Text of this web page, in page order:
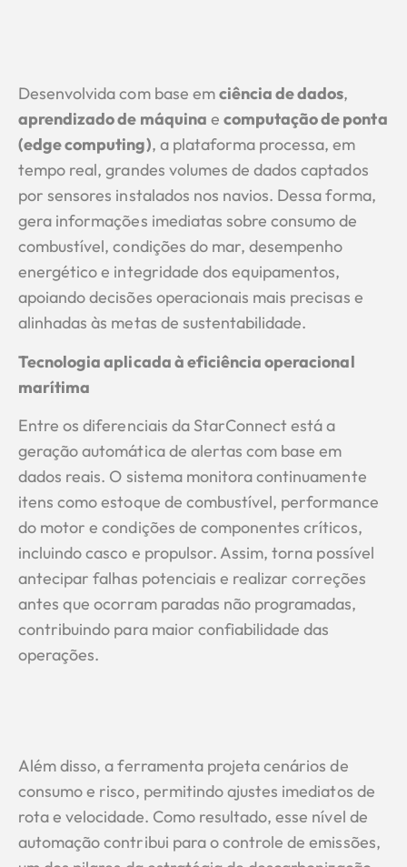
Desenvolvida com base emciência de dados,
aprendizado de máquina e computação de ponta
(edge computing), a plataforma processa, em
tempo real, grandes volumes de dados captados
por sensores instalados nos navios. Dessa forma,
gera informações imediatas sobre consumo de
combustível, condições do mar, desempenho
energético e integridade dos equipamentos,
apoiando decisões operacionais mais precisas e
alinhadas às metas de sustentabilidade.
Tecnologia aplicada à eficiência operacional
marítima
Entre os diferenciais da StarConnect está a
geração automática de alertas com base em
dados reais. O sistema monitora continuamente
itens como estoque de combustível, performance
do motor e condições de componentes críticos,
incluindo casco e propulsor. Assim, torna possível
antecipar falhas potenciais e realizar correções
antes que ocorram paradas não programadas,
contribuindo para maior confiabilidade das
operações.
Além disso, a ferramenta projeta cenários de
consumo e risco, permitindo ajustes imediatos de
rota e velocidade. Como resultado, esse nível de
automação contribui para o controle de emissões,